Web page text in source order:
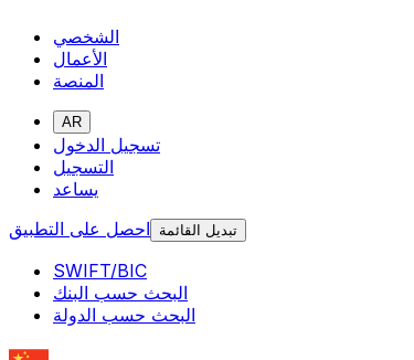
الشخصي
الأعمال
المنصة
AR
تسجيل الدخول
التسجيل
يساعد
احصل على التطبيق
تبديل القائمة
SWIFT/BIC
البحث حسب البنك
البحث حسب الدولة